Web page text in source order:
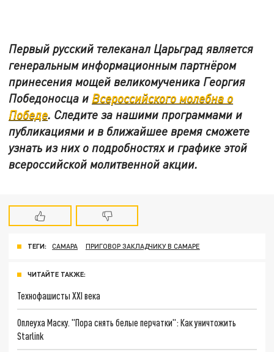
Первый русский телеканал Царьград является
генеральным информационным партнёром
принесения мощей великомученика Георгия
Победоносца и Всероссийского молебна о
Победе. Следите за нашими программами и
публикациями и в ближайшее время сможете
узнать из них о подробностях и графике этой
всероссийской молитвенной акции.
ТЕГИ: САМАРА ПРИГОВОР ЗАКЛАДЧИКУ В САМАРЕ
ЧИТАЙТЕ ТАКЖЕ:
Технофашисты XXI века
Оплеуха Маску. "Пора снять белые перчатки": Как уничтожить
Starlink